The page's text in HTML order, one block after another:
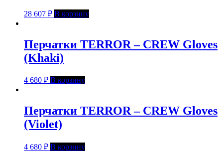
28 607 ₽ В корзину
Перчатки TERROR – CREW Gloves
(Khaki)
4 680 ₽ В корзину
Перчатки TERROR – CREW Gloves
(Violet)
4 680 ₽ В корзину